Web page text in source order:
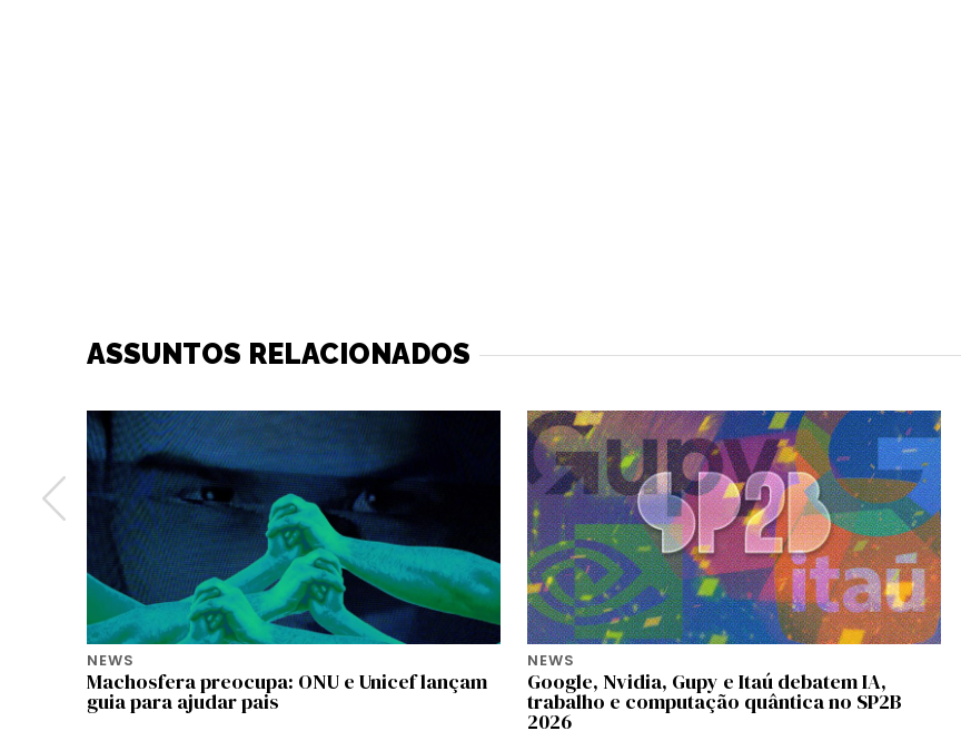
ASSUNTOS RELACIONADOS
NEWS
Machosfera preocupa: ONU e Unicef lançam
guia para ajudar pais
NEWS
Google, Nvidia, Gupy e Itaú debatem IA,
trabalho e computação quântica no SP2B
2026